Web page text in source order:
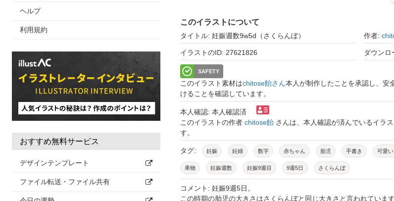
ヘルプ
利用規約
おすすめ無料サービス
デザインテンプレート
ファイル転送・ファイル共有
このイラストについて
タイトル: 妊娠週数9w5d（さくらんぼ） 作者:
イラストのID: 27621826 ダウンロ
SAFETY
このイラスト素材はchitose飴さん本人が制作したことを承認し、安
けることを確認しています。
本人確認: 本人確認済
このイラストの作者 chitose飴 さんは、本人確認が済んでいるイラ
す。
タグ: 妊娠 妊婦 数字 赤ちゃん 胎児 手書き 可愛い
果物 妊娠週数 妊娠9週目 9週5日 さくらんぼ
コメント: 妊娠9週5日。
この時期の胎児の大きさはさくらんぼと同じ大きさと言われています